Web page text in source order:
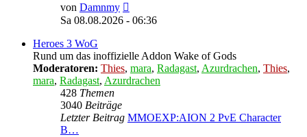
von Damnmy
Beitrag
Sa 08.08.2026 - 06:36
Heroes 3 WoG
Rund um das inoffizielle Addon Wake of Gods
Moderatoren: Thies, mara, Radagast, Azurdrachen, Thies,
mara, Radagast, Azurdrachen
428 Themen
3040 Beiträge
Letzter Beitrag MMOEXP:AION 2 PvE Character
B…